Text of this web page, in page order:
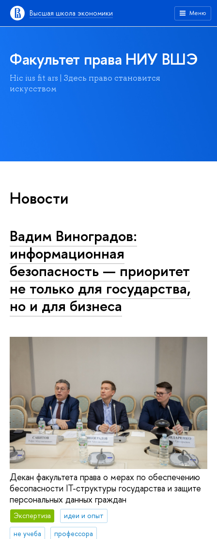
Высшая школа экономики Меню
Факультет права НИУ ВШЭ
Hic ius fit ars | Здесь право становится
искусством
Новости
Вадим Виноградов:
информационная
безопасность — приоритет
не только для государства,
но и для бизнеса
Декан факультета права о мерах по обеспечению
бесопасности IT-структуры государства и защите
персональных данных граждан
Экспертиза
идеи и опыт
не учеба
профессора